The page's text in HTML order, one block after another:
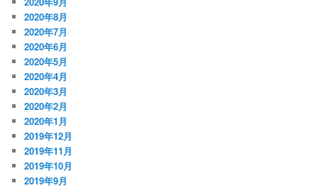
2020年8月
2020年7月
2020年6月
2020年5月
2020年4月
2020年3月
2020年2月
2020年1月
2019年12月
2019年11月
2019年10月
2019年9月